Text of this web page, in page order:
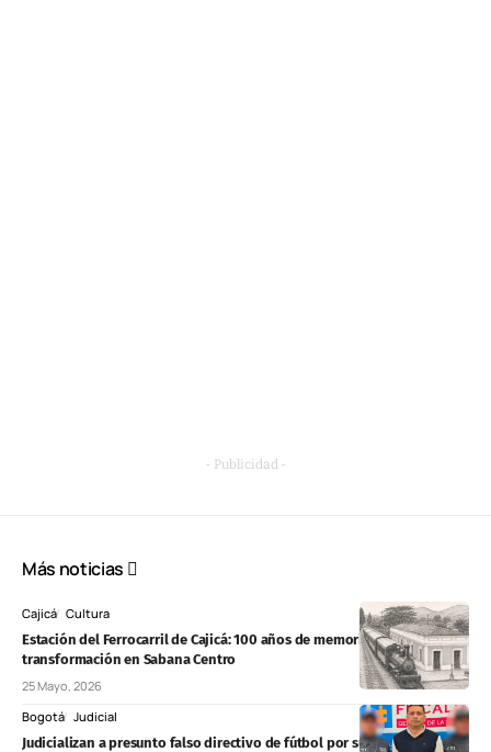
- Publicidad -
Más noticias
Cajicá Cultura
Estación del Ferrocarril de Cajicá: 100 años de memoria, patrimonio y
transformación en Sabana Centro
25 Mayo, 2026
Bogotá Judicial
Judicializan a presunto falso directivo de fútbol por supuesta estafa a